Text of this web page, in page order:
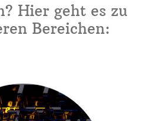
Hier geht es zu
Bereichen: